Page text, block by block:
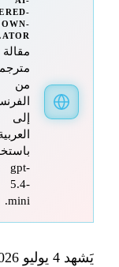
مقالة
من
إلى
gpt-
5.4-
mini.